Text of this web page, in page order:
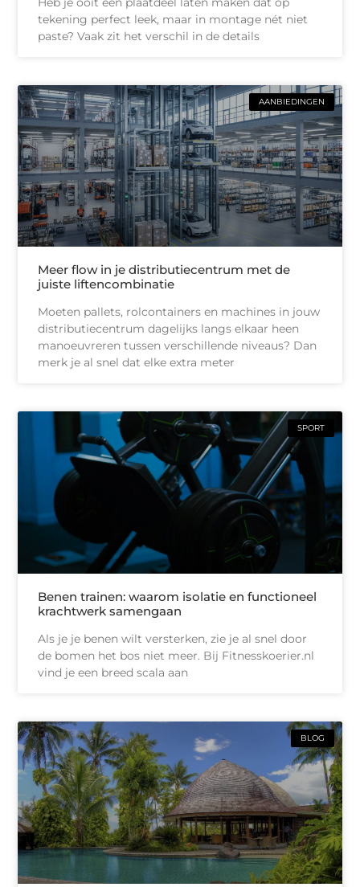
tekening perfect leek, maar in montage nét niet
paste? Vaak zit het verschil in de details
AANBIEDINGEN
Meer flow in je distributiecentrum met de
juiste liftencombinatie
Moeten pallets, rolcontainers en machines in jouw
distributiecentrum dagelijks langs elkaar heen
manoeuvreren tussen verschillende niveaus? Dan
merk je al snel dat elke extra meter
SPORT
Benen trainen: waarom isolatie en functioneel
krachtwerk samengaan
Als je je benen wilt versterken, zie je al snel door
de bomen het bos niet meer. Bij Fitnesskoerier.nl
vind je een breed scala aan
BLOG